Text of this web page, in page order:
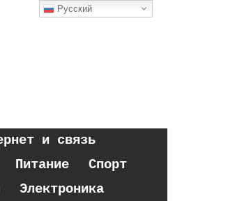
и связь
Питание
Спорт
Электроника
Русский